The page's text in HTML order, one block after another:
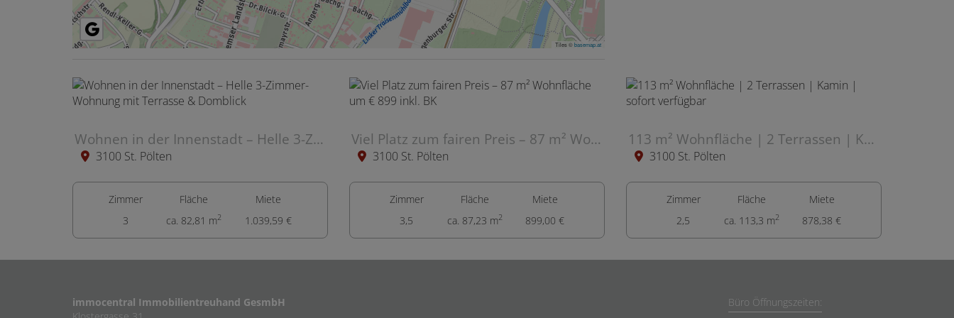
Tiles ©basemap.at
Wohnen in der Innenstadt – Helle 3-Zimmer-Wohnung mit Terrasse & Domblick
3100 St. Pölten
Zimmer
3
Fläche
ca. 82,81 m2
Miete
1.039,59 €
Viel Platz zum fairen Preis – 87 m² Wohnfläche um € 899 inkl. BK
3100 St. Pölten
Zimmer
3,5
Fläche
ca. 87,23 m2
Miete
899,00 €
113 m² Wohnfläche | 2 Terrassen | Kamin | sofort verfügbar
3100 St. Pölten
Zimmer
2,5
Fläche
ca. 113,3 m2
Miete
878,38 €
immocentral Immobilientreuhand GesmbH
Büro Öffnungszeiten: